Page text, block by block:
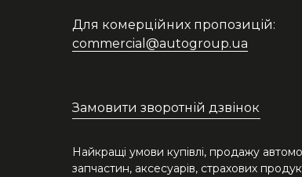
Замовити зворотній дзвінок
Найкращі умови купівлі, продажу
запчастин, аксесуарів, страхових
Для комерційних пропозицій:
commercial@autogroup.ua